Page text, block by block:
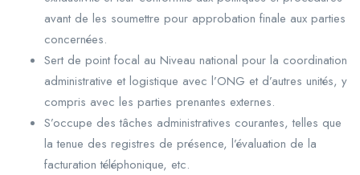
avant de les soumettre pour approbation finale aux parties
concernées.
Sert de point focal au Niveau national pour la coordination
administrative et logistique avec l’ONG et d’autres unités, y
compris avec les parties prenantes externes.
S’occupe des tâches administratives courantes, telles que
la tenue des registres de présence, l’évaluation de la
facturation téléphonique, etc.